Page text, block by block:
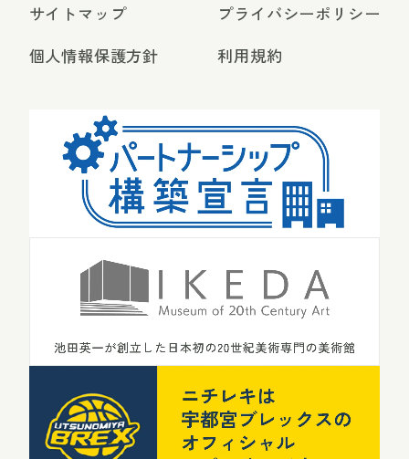
サイトマップ
個人情報保護方針
プライバシーポリシー
利用規約